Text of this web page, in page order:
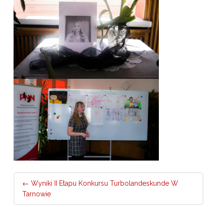
Post
navigation
← Wyniki II Etapu Konkursu Turbolandeskunde W
Tarnowie